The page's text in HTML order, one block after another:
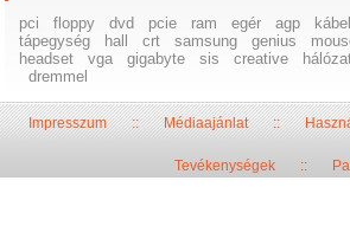
pci floppy dvd pcie ram egér agp kábel
tápegység
hall crt samsung genius
headset
vga gigabyte sis creative
dremmel
Impresszum::Médiaajánlat::
Tevékenységek::